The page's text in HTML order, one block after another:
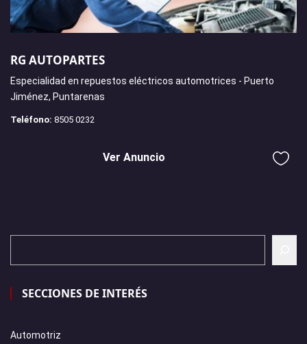
RG AUTOPARTES
Especialidad en repuestos eléctricos automotrices - Puerto
Jiménez, Puntarenas
Teléfono: 8505 0232
Ver Anuncio
SECCIONES DE INTERÉS
Automotriz